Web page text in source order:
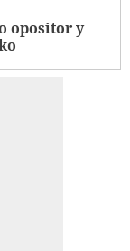
opositor y